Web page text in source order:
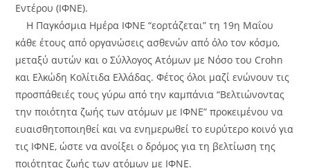
Εντέρου (ΙΦΝΕ).
Η Παγκόσμια Ημέρα ΙΦΝΕ “εορτάζεται” τη 19η Μαΐου
κάθε έτους από οργανώσεις ασθενών από όλο τον κόσμο,
μεταξύ αυτών και ο Σύλλογος Ατόμων με Νόσο του Crohn
και Ελκώδη Κολίτιδα Ελλάδας. Φέτος όλοι μαζί ενώνουν τις
προσπάθειές τους γύρω από την καμπάνια “Βελτιώνοντας
την ποιότητα ζωής των ατόμων με ΙΦΝΕ” προκειμένου να
ευαισθητοποιηθεί και να ενημερωθεί το ευρύτερο κοινό για
τις ΙΦΝΕ, ώστε να ανοίξει ο δρόμος για τη βελτίωση της
ποιότητας ζωής των ατόμων με ΙΦΝΕ.